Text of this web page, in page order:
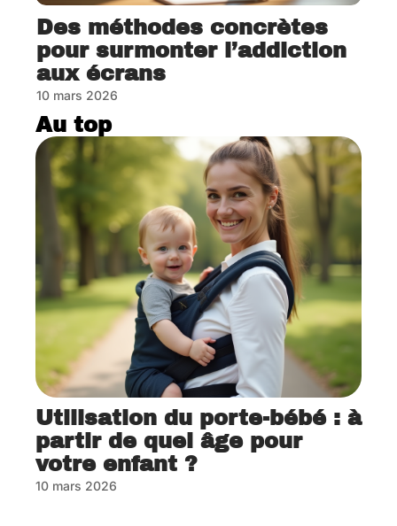
Des méthodes concrètes
pour surmonter l’addiction
aux écrans
10 mars 2026
Au top
Utilisation du porte-bébé : à
partir de quel âge pour
votre enfant ?
10 mars 2026